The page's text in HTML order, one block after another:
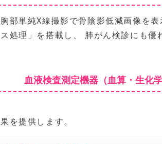
胸部単純X線撮影で骨陰影低減画像を
ス処理」を搭載し、 肺がん検診にも優
血液検査測定機器 （血算・生化
果を提供します。